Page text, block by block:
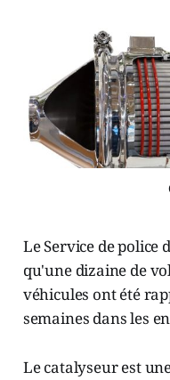
Le Service de police
qu'une dizaine de
véhicules ont été
semaines dans les
Le catalyseur est